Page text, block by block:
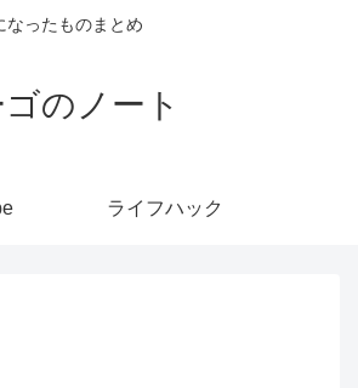
なったものまとめ
のノート
ライフハック